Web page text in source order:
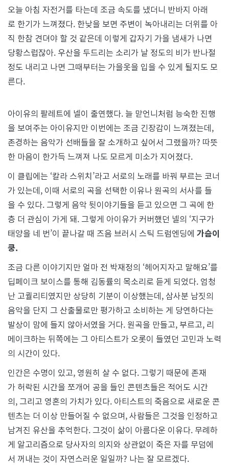
2023-
8-
20
오늘 아침 자전거를 타는데 조금 속도를 냈더니 반바지 아래
로 한기가 느껴졌다. 한낮을 보면 주변이 녹아내리는 더위를 아
직 한참 견뎌야 할 것 같은데 이렇게 갑자기 가을 냄새가 나면
당황스럽잖아. 우산을 두드리는 소리가 날 정도의 비가 반나절
정도 내리고 나면 그때부터는 가을옷을 입을 수 있게 될지도 모
른다.
아이유의 팔레트에 넬이 출연했다. 늘 맏언니처럼 능숙한 진행
을 보여주는 아이유지만 이번에는 조금 긴장감이 느껴졌는데,
존경하는 음악가 선배들을 잘 소개하고 싶어서 그랬을까? 따뜻
한 마음이 한가득 느껴져 나도 모르게 미소가 지어졌다.
이 클립에는 ‘칼라 스위치’라고 서로의 노래를 바꿔 부르는 코너
가 있는데, 이때 서로의 곡을 선택한 이유나 원곡의 서사를 들
을 수 있다. 그렇게 음악 뒷이야기들을 듣고 있으면 그 곡에 한
층 더 관심이 가게 돼. 그렇게 아이유가 커버했던 넬의 ‘지구가
태양을 네 번’이 끝나갈 때 즈음 브러시 스틱 드럼엔딩에 가슴이
쿵.
조금 다른 이야기지만 얼마 전 박재정의 ‘헤어지자고 말해요’를
딥페이크 보이스를 통해 김동률의 목소리로 듣게 되었다. 엄청
난 고퀄리티였지만 상당히 기분이 이상했는데, 삼사분 남짓의
음악을 단지 그 산출물로만 평가하고 소비하는 게 당연하다는
발상이 맘에 들지 않아서였을 거다. 원곡을 만들고, 부르고, 리
메이크하는 뒤쪽에는 그 아티스트가 오롯이 들였던 고민과 노력
의 시간이 있다.
인간은 수명이 있고, 영원히 살 수 없다. 그렇기 때문에 존재
가 허락된 시간을 쪼개어 공을 들인 콘텐츠들은 적어도 시간
의, 그리고 영혼의 가치가 있다. 아티스트의 죽음으로 새로운 콘
텐츠는 더 이상 만들어질 수 없으며, 사람들은 그것을 인정하고
남겨진 유산을 추억한다. 그것이 삶이 아름다운 이유다. 무례하
게 알고리즘으로 당사자의 의지와 상관없이 죽은 자를 무덤에
서 꺼내는 것이 자연스러운 일일까? 나는 잘 모르겠다.